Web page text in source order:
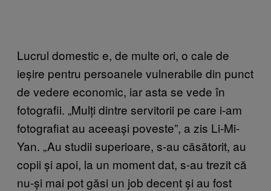
Lucrul domestic e, de multe ori, o cale de
ieșire pentru persoanele vulnerabile din punct
de vedere economic, iar asta se vede în
fotografii. „Mulți dintre servitorii pe care i-am
fotografiat au aceeași poveste”, a zis Li-Mi-
Yan. „Au studii superioare, s-au căsătorit, au
copii și apoi, la un moment dat, s-au trezit că
nu-și mai pot găsi un job decent și au fost